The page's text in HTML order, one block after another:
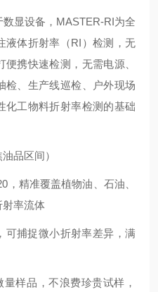
显设备，MASTER-RI为全
液体折射率（RI）检测，无
携快速检测，无需电源、
检、生产线巡检、户外现场
化工物料折射率检测的基础
品区间）
，精准覆盖植物油、石油、
射率流体
可捕捉微小折射率差异，满
样品，不浪费珍贵试样，